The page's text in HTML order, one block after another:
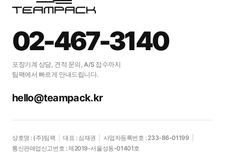
우리 제품도 포장이
가능할지
궁금하신가요?
제품에 맞는 포장 솔루션을 편하게
문의하세요.
문의하기
02-467-3140
포장기계 상담, 견적 문의, A/S 접수까지
팀팩에서 빠르게 안내드립니다.
hello@teampack.kr
상호명 : (주)팀팩 대표 : 심재권 사업자등록번호 : 233-86-01199
통신판매업신고번호 : 제2019-서울성동-01401호